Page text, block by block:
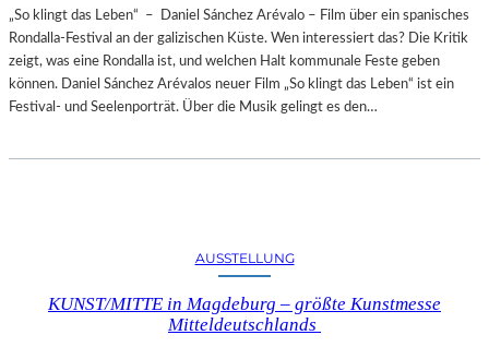
„So klingt das Leben“ – Daniel Sánchez Arévalo – Film über ein spanisches
Rondalla-Festival an der galizischen Küste. Wen interessiert das? Die Kritik
zeigt, was eine Rondalla ist, und welchen Halt kommunale Feste geben
können. Daniel Sánchez Arévalos neuer Film „So klingt das Leben“ ist ein
Festival- und Seelenporträt. Über die Musik gelingt es den…
AUSSTELLUNG
KUNST/MITTE in Magdeburg – größte Kunstmesse
Mitteldeutschlands